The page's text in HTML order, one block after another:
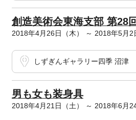
創造美術会東海支部 第28
2018年4月26日（木） ～ 2018年5月2
しずぎんギャラリー四季 沼津
男も女も装身具
2018年4月21日（土） ～ 2018年6月24